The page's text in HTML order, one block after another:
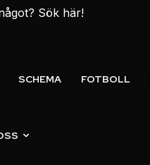
Sök här!
SCHEMA FOTBOLL